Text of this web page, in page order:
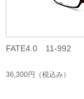
FATE4.0 11-992
36,300円 （税込み）